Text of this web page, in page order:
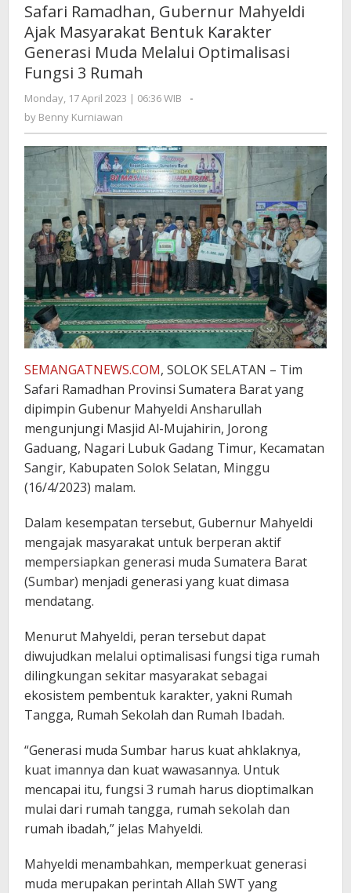
Safari Ramadhan, Gubernur Mahyeldi
Ajak Masyarakat Bentuk Karakter
Generasi Muda Melalui Optimalisasi
Fungsi 3 Rumah
Monday, 17 April 2023 | 06:36 WIB
by
-
by Benny Kurniawan
SEMANGATNEWS.COM, SOLOK SELATAN – Tim
Safari Ramadhan Provinsi Sumatera Barat yang
dipimpin Gubenur Mahyeldi Ansharullah
mengunjungi Masjid Al-Mujahirin, Jorong
Gaduang, Nagari Lubuk Gadang Timur, Kecamatan
Sangir, Kabupaten Solok Selatan, Minggu
(16/4/2023) malam.
Dalam kesempatan tersebut, Gubernur Mahyeldi
mengajak masyarakat untuk berperan aktif
mempersiapkan generasi muda Sumatera Barat
(Sumbar) menjadi generasi yang kuat dimasa
mendatang.
Menurut Mahyeldi, peran tersebut dapat
diwujudkan melalui optimalisasi fungsi tiga rumah
dilingkungan sekitar masyarakat sebagai
ekosistem pembentuk karakter, yakni Rumah
Tangga, Rumah Sekolah dan Rumah Ibadah.
“Generasi muda Sumbar harus kuat ahklaknya,
kuat imannya dan kuat wawasannya. Untuk
mencapai itu, fungsi 3 rumah harus dioptimalkan
mulai dari rumah tangga, rumah sekolah dan
rumah ibadah,” jelas Mahyeldi.
Mahyeldi menambahkan, memperkuat generasi
muda merupakan perintah Allah SWT yang